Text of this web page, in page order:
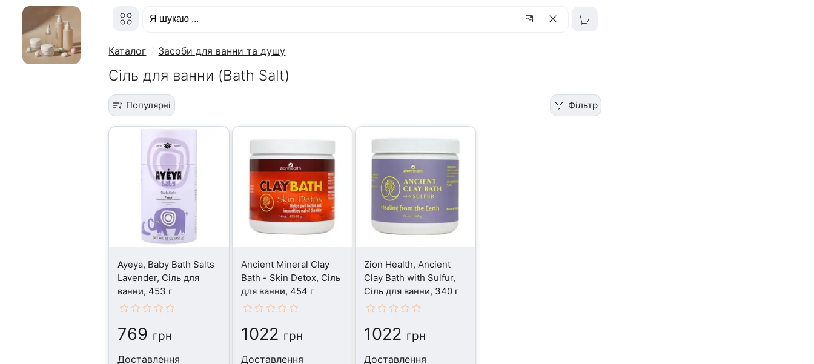
Каталог Засоби для ванни та душу
Сіль для ванни (Bath Salt)
Популярні Фільтр
Ayeya, Baby Bath Salts
Lavender, Сіль для
ванни, 453 г
769 грн
Доставлення
Ancient Mineral Clay
Bath - Skin Detox, Сіль
для ванни, 454 г
1022 грн
Доставлення
Zion Health, Ancient
Clay Bath with Sulfur,
Сіль для ванни, 340 г
1022 грн
Доставлення